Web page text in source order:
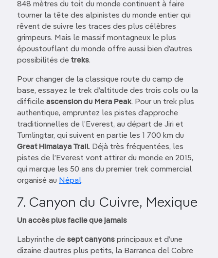
848 mètres du toit du monde continuent à faire
tourner la tête des alpinistes du monde entier qui
rêvent de suivre les traces des plus célèbres
grimpeurs. Mais le massif montagneux le plus
époustouflant du monde offre aussi bien d’autres
possibilités de treks.
Pour changer de la classique route du camp de
base, essayez le trek d’altitude des trois cols ou la
difficile ascension du Mera Peak. Pour un trek plus
authentique, empruntez les pistes d’approche
traditionnelles de l’Everest, au départ de Jiri et
Tumlingtar, qui suivent en partie les 1 700 km du
Great Himalaya Trail. Déjà très fréquentées, les
pistes de l’Everest vont attirer du monde en 2015,
qui marque les 50 ans du premier trek commercial
organisé au Népal.
7. Canyon du Cuivre, Mexique
Un accès plus facile que jamais
Labyrinthe de sept canyons principaux et d’une
dizaine d’autres plus petits, la Barranca del Cobre